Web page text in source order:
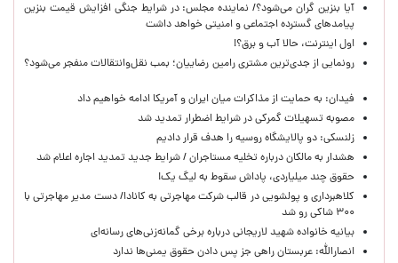
آیا بنزین گران می‌شود؟/ نماینده مجلس: در شرایط جنگی افزایش قیمت بنزین
پیامدهای گسترده اجتماعی و امنیتی خواهد داشت
اول اینترنت، حالا آب و برق؟!
رونمایی از جدی‌ترین مشتری رامین رضاییان؛ بمب نقل‌وانتقالات منفجر می‌شود؟
فیدان: به حمایت از مذاکرات میان ایران و آمریکا ادامه خواهیم داد
مصوبه تسهیلات گمرکی در شرایط اضطرار تمدید شد
زلنسکی: دو پالایشگاه روسیه را هدف قرار دادیم
هشدار به مالکان درباره تخلیه مستاجران / شرایط جدید تمدید اجاره اعلام شد
حقوق چند میلیاردی، پاداش سقوط به لیگ یک!
کلاهبرداری و پولشویی در قالب شرکت مهاجرتی به کانادا/ دست مدیر مهاجرتی با
۳۰۰ شاکی رو شد
بیانیه خانواده شهید لاریجانی درباره برخی گمانه‌زنی‌های رسانه‌ای
انصارالله: عربستان راهی جز پس دادن حقوق یمنی‌ها ندارد